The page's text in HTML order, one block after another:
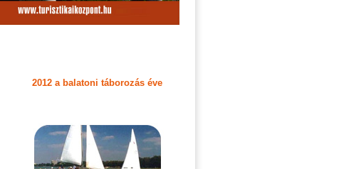
2012 a balatoni táborozás éve